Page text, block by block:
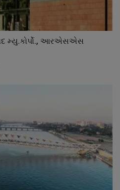
મ્યુ.કોર્પો., આરએસએસ